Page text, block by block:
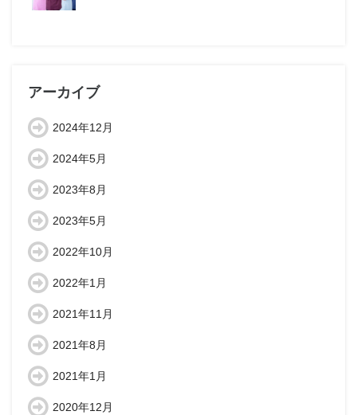
アーカイブ
2024年12月
2024年5月
2023年8月
2023年5月
2022年10月
2022年1月
2021年11月
2021年8月
2021年1月
2020年12月